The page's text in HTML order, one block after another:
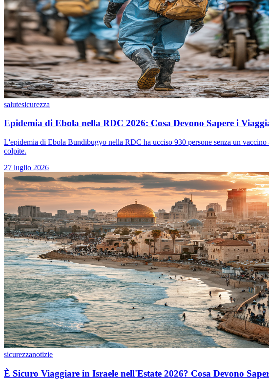
salutesicurezza
Epidemia di Ebola nella RDC 2026: Cosa Devono Sapere i
L'epidemia di Ebola Bundibugyo nella RDC ha ucciso 930 persone senza un
colpite.
27 luglio 2026
sicurezzanotizie
È Sicuro Viaggiare in Israele nell'Estate 2026? Cosa Devono